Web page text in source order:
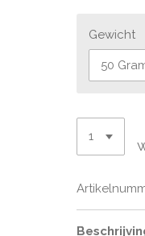
Gewicht